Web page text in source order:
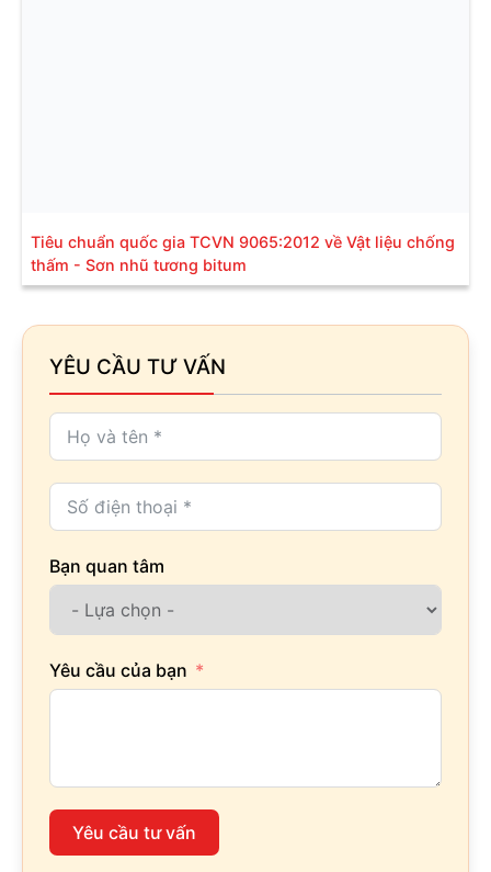
Tiêu chuẩn quốc gia TCVN 9065:2012 về Vật liệu chống
thấm - Sơn nhũ tương bitum
YÊU CẦU TƯ VẤN
Bạn quan tâm
Yêu cầu của bạn
Yêu cầu tư vấn